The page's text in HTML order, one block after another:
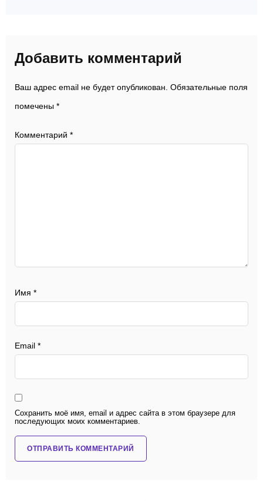
Добавить комментарий
Ваш адрес email не будет опубликован. Обязательные поля
помечены *
Комментарий *
Имя *
Email *
Сохранить моё имя, email и адрес сайта в этом браузере для
последующих моих комментариев.